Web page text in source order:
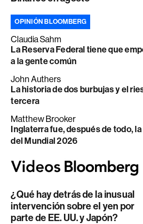
OPINIÓN BLOOMBERG
Claudia Sahm
La Reserva Federal tiene que
a la gente común
John Authers
La historia de dos burbujas y el
tercera
Matthew Brooker
Inglaterra fue, después de todo,
del Mundial 2026
¿Qué hay detrás de la inusual
intervención sobre el yen por
parte de EE. UU. y Japón?